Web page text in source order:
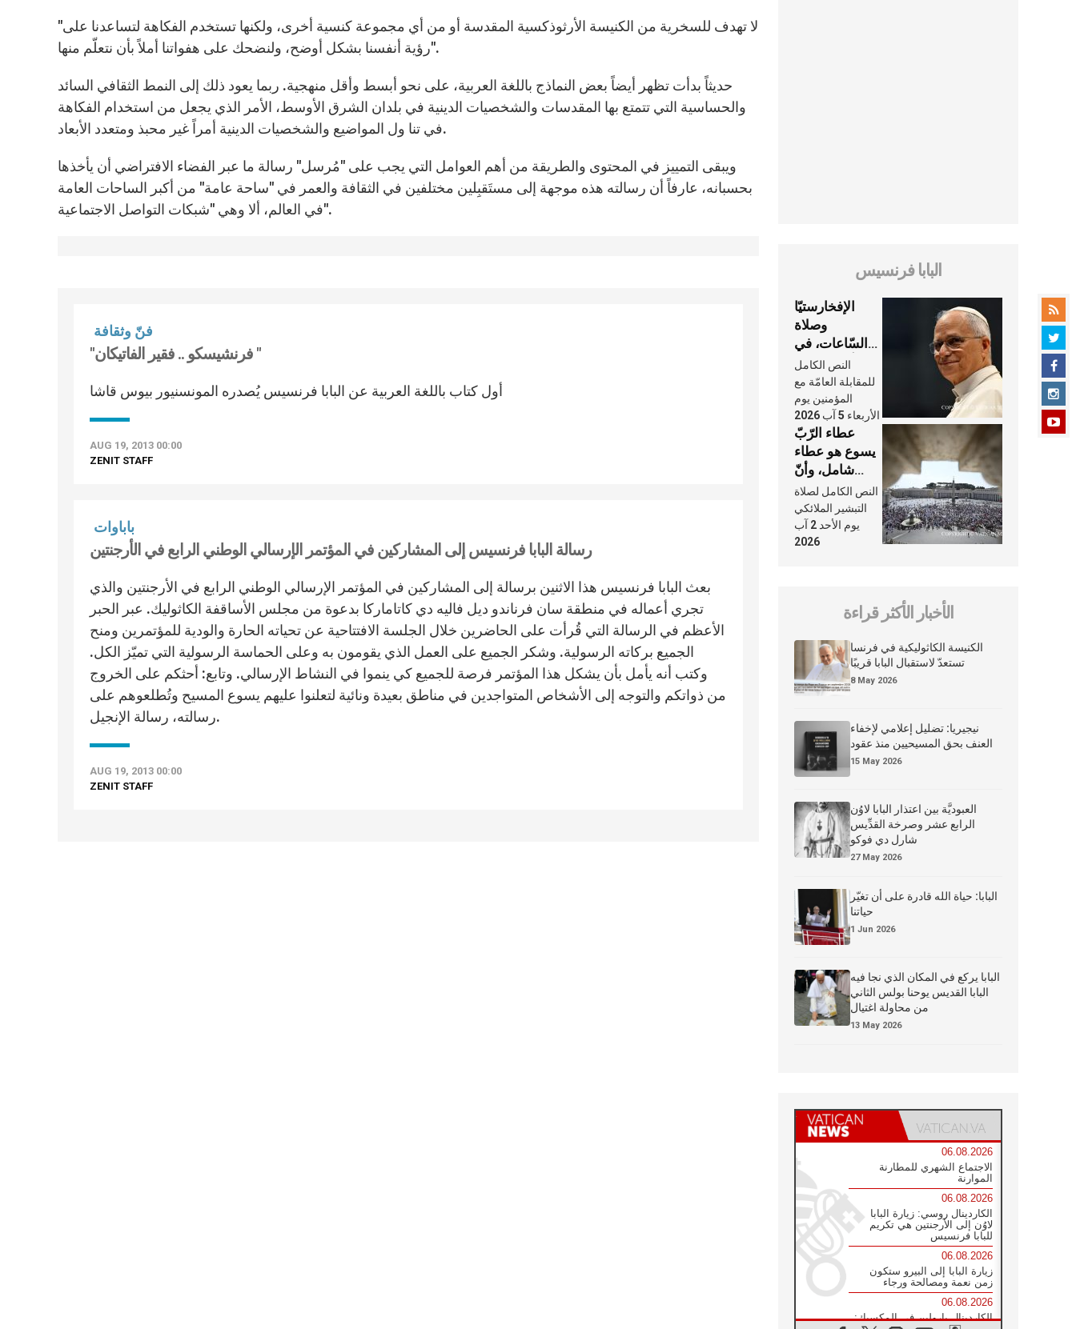
"لا تهدف للسخرية من الكنيسة الأرثوذكسية المقدسة أو من أي مجموعة كنسية أخرى، ولكنها تستخدم الفكاهة لتساعدنا على
رؤية أنفسنا بشكل أوضح، ولنضحك على هفواتنا أملاً بأن نتعلّم منها".
حديثاً بدأت تظهر أيضاً بعض النماذج باللغة العربية، على نحو أبسط وأقل منهجية. ربما يعود ذلك إلى النمط الثقافي السائد
والحساسية التي تتمتع بها المقدسات والشخصيات الدينية في بلدان الشرق الأوسط، الأمر الذي يجعل من استخدام الفكاهة
في تنا ول المواضيع والشخصيات الدينية أمراً غير محبذ ومتعدد الأبعاد.
ويبقى التمييز في المحتوى والطريقة من أهم العوامل التي يجب على "مُرسل" رسالة ما عبر الفضاء الافتراضي أن يأخذها
بحسبانه، عارفاً أن رسالته هذه موجهة إلى مستَقبِلين مختلفين في الثقافة والعمر في "ساحة عامة" من أكبر الساحات العامة
في العالم، ألا وهي "شبكات التواصل الاجتماعية".
فنّ وثقافة
"فرنشيسكو .. فقير الفاتيكان "
أول كتاب باللغة العربية عن البابا فرنسيس يُصدره المونسنيور بيوس قاشا
AUG 19, 2013 00:00
ZENIT STAFF
باباوات
رسالة البابا فرنسيس إلى المشاركين في المؤتمر الإرسالي الوطني الرابع في الأرجنتين
بعث البابا فرنسيس هذا الاثنين برسالة إلى المشاركين في المؤتمر الإرسالي الوطني الرابع في الأرجنتين والذي
تجري أعماله في منطقة سان فرناندو ديل فاليه دي كاتاماركا بدعوة من مجلس الأساقفة الكاثوليك. عبر الحبر
الأعظم في الرسالة التي قُرأت على الحاضرين خلال الجلسة الافتتاحية عن تحياته الحارة والودية للمؤتمرين ومنح
الجميع بركاته الرسولية. وشكر الجميع على العمل الذي يقومون به وعلى الحماسة الرسولية التي تميّز الكل.
وكتب أنه يأمل بأن يشكل هذا المؤتمر فرصة للجميع كي ينموا في النشاط الإرسالي. وتابع: أحثكم على الخروج
من ذواتكم والتوجه إلى الأشخاص المتواجدين في مناطق بعيدة ونائية لتعلنوا عليهم يسوع المسيح وتُطلعوهم على
رسالته، رسالة الإنجيل.
AUG 19, 2013 00:00
ZENIT STAFF
البابا فرنسيس
الإفخارستيّا
وصلاة
السّاعات، في
كلّ أسبوع وكلّ
يوم، هما النَّفَس
في حياة
الكنيسة
النص الكامل
للمقابلة العامّة مع
المؤمنين يوم
الأربعاء 5 آب 2026
عطاء الرّبّ
يسوع هو عطاء
شامل، وأنّ
عنايته بنا لا
تغيب عنّا أبدًا
النص الكامل لصلاة
التبشير الملائكي
يوم الأحد 2 آب
2026
الأخبار الأكثر قراءة
الكنيسة الكاثوليكية في فرنسا
تستعدّ لاستقبال البابا قريبًا
8 May 2026
نيجيريا: تضليل إعلامي لإخفاء
العنف بحق المسيحيين منذ عقود
15 May 2026
العبوديَّة بين اعتذار البابا لاوُن
الرابع عشر وصرخة القدِّيس
شارل دي فوكو
27 May 2026
البابا: حياة الله قادرة على أن تغيّر
حياتنا
1 Jun 2026
البابا يركع في المكان الذي نجا فيه
البابا القديس يوحنا بولس الثاني
من محاولة اغتيال
13 May 2026
06.08.2026
الاجتماع الشهري للمطارنة
الموارنة
06.08.2026
الكاردينال روسي: زيارة البابا
لاوُن إلى الأرجنتين هي تكريم
للبابا فرنسيس
06.08.2026
زيارة البابا إلى البيرو ستكون
زمن نعمة ومصالحة ورجاء
06.08.2026
الكاردينال بارولين في المكسيك: